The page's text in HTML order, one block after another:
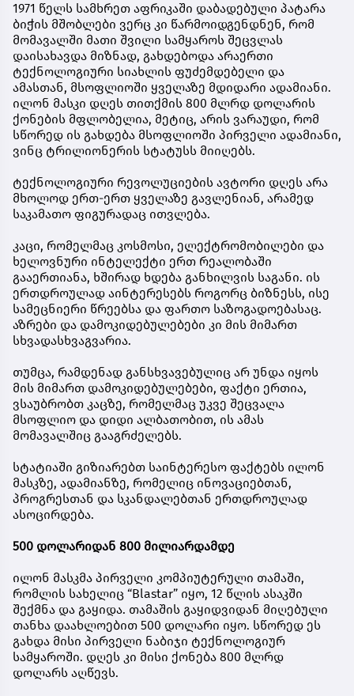
1971 წელს სამხრეთ აფრიკაში დაბადებული პატარა
ბიჭის მშობლები ვერც კი წარმოიდგენდნენ, რომ
მომავალში მათი შვილი სამყაროს შეცვლას
დაისახავდა მიზნად, გახდებოდა არაერთი
ტექნოლოგიური სიახლის ფუძემდებელი და
ამასთან, მსოფლიოში ყველაზე მდიდარი ადამიანი.
ილონ მასკი დღეს თითქმის 800 მლრდ დოლარის
ქონების მფლობელია, მეტიც, არის ვარაუდი, რომ
სწორედ ის გახდება მსოფლიოში პირველი ადამიანი,
ვინც ტრილიონერის სტატუსს მიიღებს.
ტექნოლოგიური რევოლუციების ავტორი დღეს არა
მხოლოდ ერთ-ერთ ყველაზე გავლენიან, არამედ
საკამათო ფიგურადაც ითვლება.
კაცი, რომელმაც კოსმოსი, ელექტრომობილები და
ხელოვნური ინტელექტი ერთ რეალობაში
გააერთიანა, ხშირად ხდება განხილვის საგანი. ის
ერთდროულად აინტერესებს როგორც ბიზნესს, ისე
სამეცნიერი წრეებსა და ფართო საზოგადოებასაც.
აზრები და დამოკიდებულებები კი მის მიმართ
სხვადასხვაგვარია.
თუმცა, რამდენად განსხვავებულიც არ უნდა იყოს
მის მიმართ დამოკიდებულებები, ფაქტი ერთია,
ვსაუბრობთ კაცზე, რომელმაც უკვე შეცვალა
მსოფლიო და დიდი ალბათობით, ის ამას
მომავალშიც გააგრძელებს.
სტატიაში გიზიარებთ საინტერესო ფაქტებს ილონ
მასკზე, ადამიანზე, რომელიც ინოვაციებთან,
პროგრესთან და სკანდალებთან ერთდროულად
ასოცირდება.
500 დოლარიდან 800 მილიარდამდე
ილონ მასკმა პირველი კომპიუტერული თამაში,
რომლის სახელიც “Blastar” იყო, 12 წლის ასაკში
შექმნა და გაყიდა. თამაშის გაყიდვიდან მიღებული
თანხა დაახლოებით 500 დოლარი იყო. სწორედ ეს
გახდა მისი პირველი ნაბიჯი ტექნოლოგიურ
სამყაროში. დღეს კი მისი ქონება 800 მლრდ
დოლარს აღწევს.